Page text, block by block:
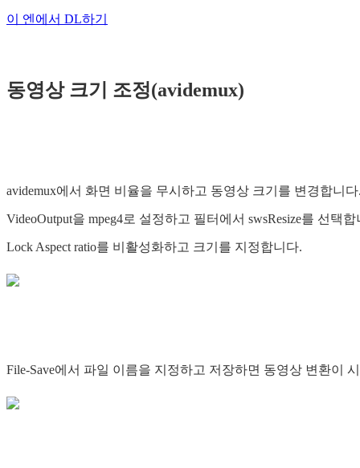
이 엔에서 DL하기
동영상 크기 조정(avidemux)
avidemux에서 화면 비율을 무시하고 동영상 크기를 변경합니다.
VideoOutput을 mpeg4로 설정하고 필터에서 swsResize를 선택합
Lock Aspect ratio를 비활성화하고 크기를 지정합니다.
File-Save에서 파일 이름을 지정하고 저장하면 동영상 변환이